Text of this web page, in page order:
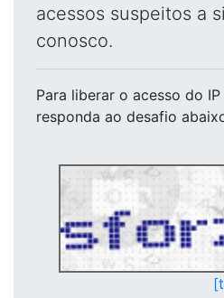
acessos suspeitos a
conosco.
Para liberar o acesso do IP
responda ao desafio